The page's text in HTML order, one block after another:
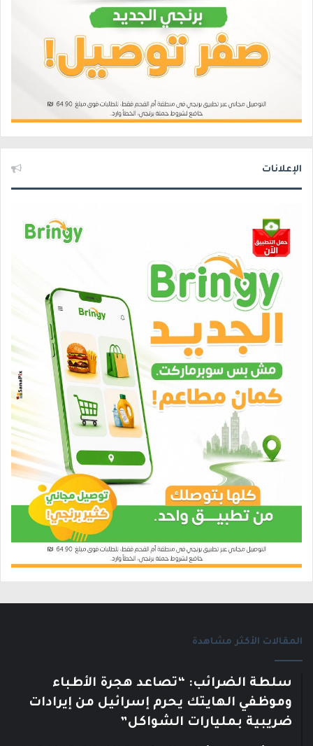
الإعلانات
المقالات الأكثر مشاهدة
سلطة الضرائب: “تصاعد هجرة الأطباء
وموظفي الهايتك يحرم إسرائيل من إيرادات
ضريبية بمليارات الشواكل”